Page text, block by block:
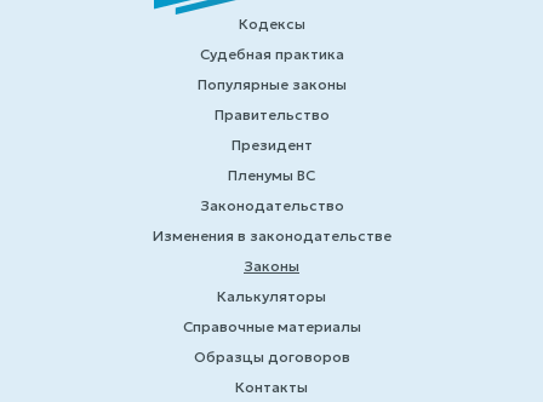
Кодексы
Судебная практика
Популярные законы
Правительство
Президент
Пленумы ВС
Законодательство
Изменения в законодательстве
Законы
Калькуляторы
Справочные материалы
Образцы договоров
Контакты